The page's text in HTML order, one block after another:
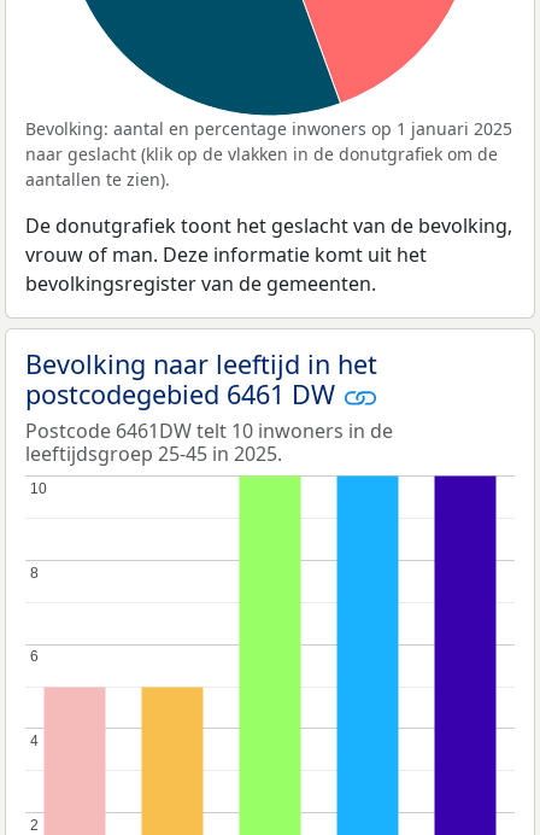
Bevolking: aantal en percentage inwoners op 1 januari 2025
naar geslacht (klik op de vlakken in de donutgrafiek om de
aantallen te zien).
De donutgrafiek toont het geslacht van de bevolking,
vrouw of man. Deze informatie komt uit het
bevolkingsregister van de gemeenten.
Bevolking naar leeftijd in het
postcodegebied 6461 DW
Postcode 6461DW telt 10 inwoners in de
leeftijdsgroep 25-45 in 2025.
2
2
4
4
6
6
8
8
10
10